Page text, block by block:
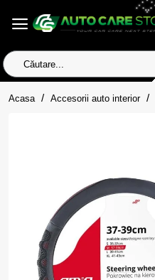
Căutare...
Acasa homeAccesorii auto interior